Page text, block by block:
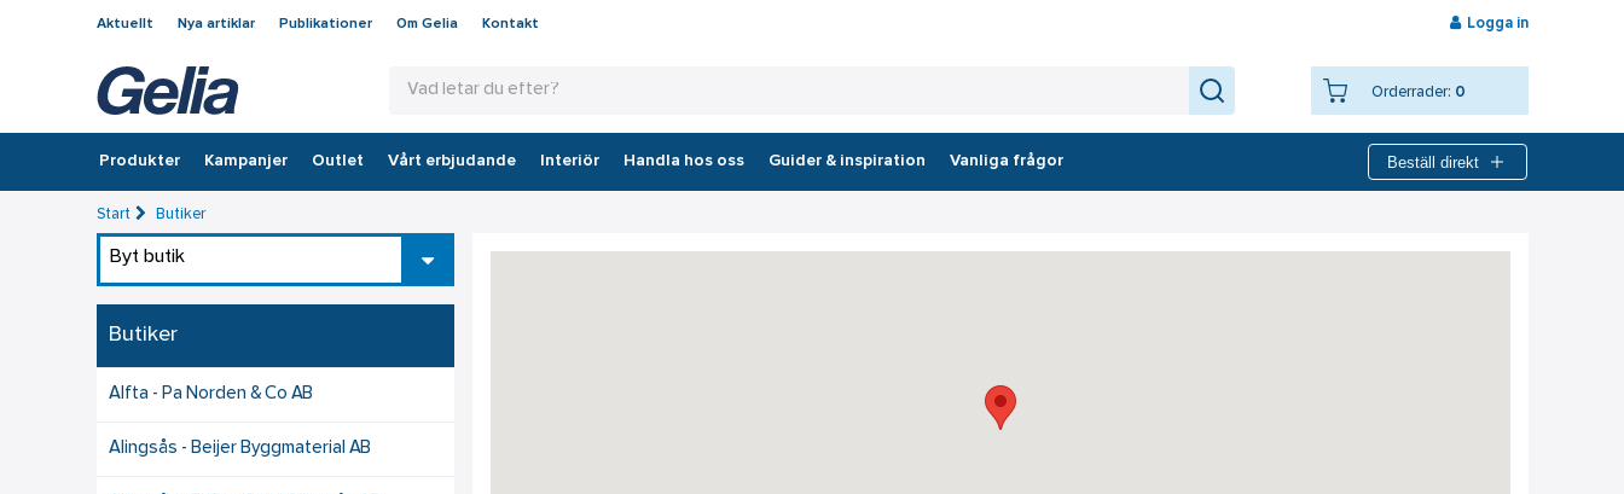
Aktuellt Nya artiklar Publikationer Om Gelia Kontakt Logga in
Orderrader: 0
Produkter Kampanjer Outlet Vårt erbjudande Interiör Handla hos oss Guider & inspiration Vanliga frågor Beställ direkt
Start Butiker
Byt butik
Butiker
Alfta - Pa Norden & Co AB
Alingsås - Beijer Byggmaterial AB